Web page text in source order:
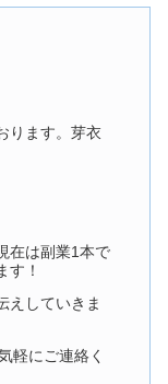
ります。芽衣
在は副業1本で
す！
えしていきま
軽にご連絡く